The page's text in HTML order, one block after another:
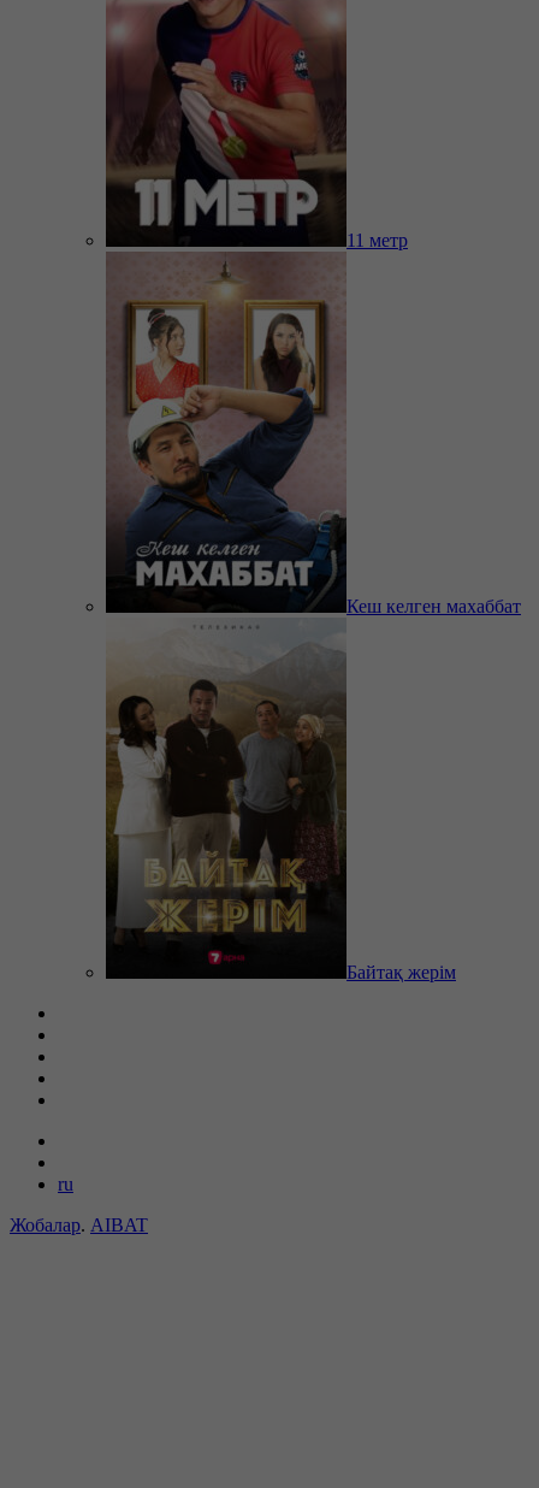
11 метр
Кеш келген махаббат
Байтақ жерім
ru
Жобалар. AIBAT